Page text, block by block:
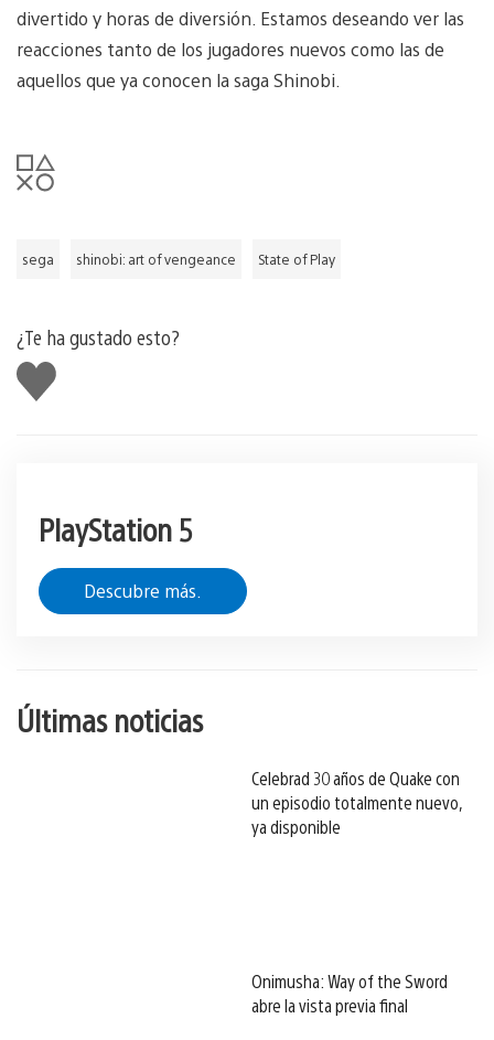
divertido y horas de diversión. Estamos deseando ver las
reacciones tanto de los jugadores nuevos como las de
aquellos que ya conocen la saga Shinobi.
sega shinobi: art of vengeance State of Play
¿Te ha gustado esto?
Me
gusta
esto
PlayStation 5
Descubre más.
Últimas noticias
Celebrad 30 años de Quake con
un episodio totalmente nuevo,
ya disponible
Onimusha: Way of the Sword
abre la vista previa final